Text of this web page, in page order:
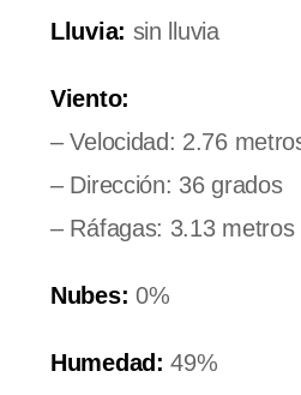
Lluvia: sin lluvia
Viento:
– Velocidad: 2.76
– Dirección: 36 grados
– Ráfagas: 3.13
Nubes: 0%
Humedad: 49%